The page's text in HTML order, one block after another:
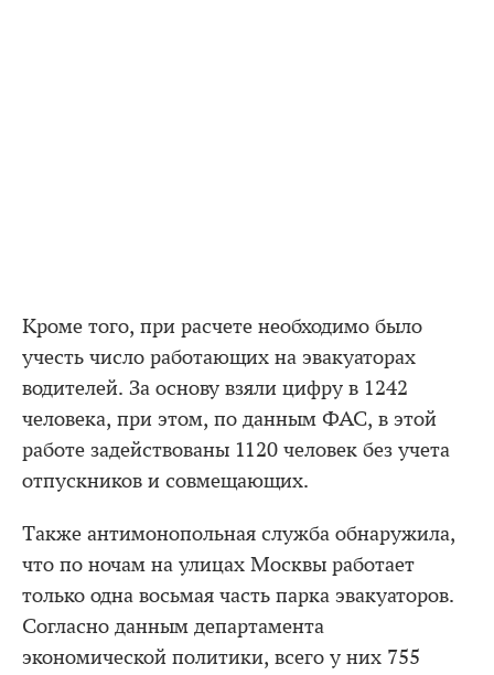
Кроме того, при расчете необходимо было
учесть число работающих на эвакуаторах
водителей. За основу взяли цифру в 1242
человека, при этом, по данным ФАС, в этой
работе задействованы 1120 человек без учета
отпускников и совмещающих.
Также антимонопольная служба обнаружила,
что по ночам на улицах Москвы работает
только одна восьмая часть парка эвакуаторов.
Согласно данным департамента
экономической политики, всего у них 755